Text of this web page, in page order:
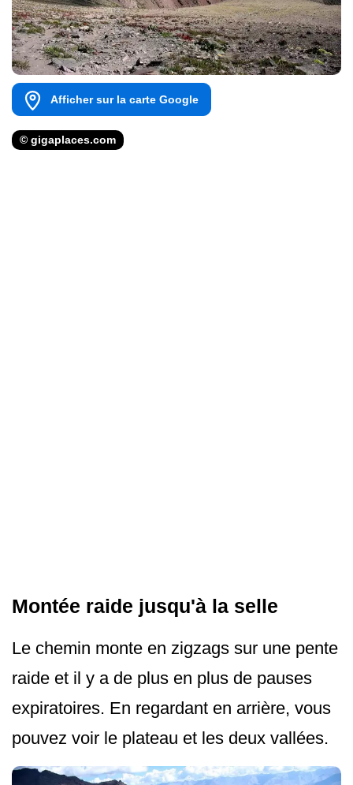
Afficher sur la carte Google
© gigaplaces.com
Montée raide jusqu'à la selle
Le chemin monte en zigzags sur une pente
raide et il y a de plus en plus de pauses
expiratoires. En regardant en arrière, vous
pouvez voir le plateau et les deux vallées.